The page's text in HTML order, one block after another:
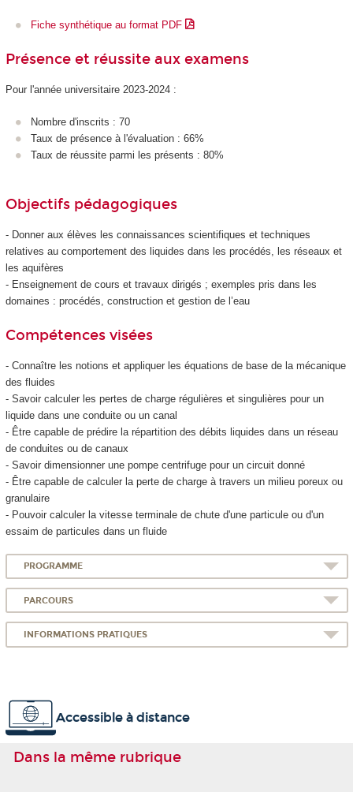
Fiche synthétique au format PDF
Présence et réussite aux examens
Pour l'année universitaire 2023-2024 :
Nombre d'inscrits : 70
Taux de présence à l'évaluation : 66%
Taux de réussite parmi les présents : 80%
Objectifs pédagogiques
- Donner aux élèves les connaissances scientifiques et techniques
relatives au comportement des liquides dans les procédés, les réseaux et
les aquifères
- Enseignement de cours et travaux dirigés ; exemples pris dans les
domaines : procédés, construction et gestion de l’eau
Compétences visées
- Connaître les notions et appliquer les équations de base de la mécanique
des fluides
- Savoir calculer les pertes de charge régulières et singulières pour un
liquide dans une conduite ou un canal
- Être capable de prédire la répartition des débits liquides dans un réseau
de conduites ou de canaux
- Savoir dimensionner une pompe centrifuge pour un circuit donné
- Être capable de calculer la perte de charge à travers un milieu poreux ou
granulaire
- Pouvoir calculer la vitesse terminale de chute d'une particule ou d'un
essaim de particules dans un fluide
PROGRAMME
PARCOURS
INFORMATIONS PRATIQUES
Accessible à distance
Dans la même rubrique